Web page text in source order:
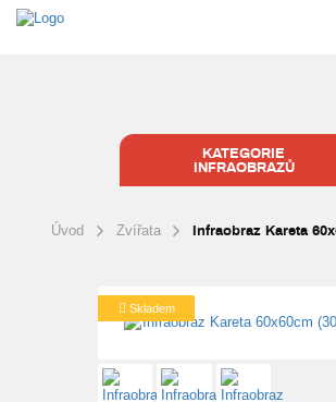
KATEGORIE
INFRAOBRAZŮ
Úvod Zvířata Infraobraz Kareta
Skladem